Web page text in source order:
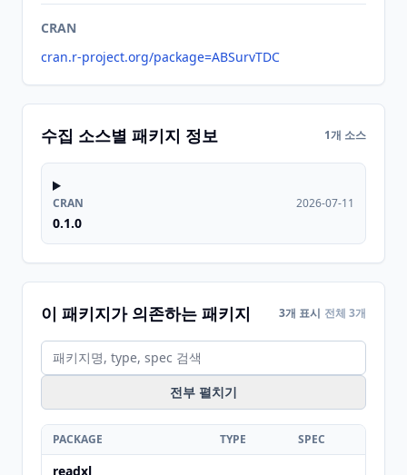
CRAN
cran.r-project.org/package=ABSurvTDC
수집 소스별 패키지 정보 1개 소스
CRAN
0.1.0
2026-07-11
이 패키지가 의존하는 패키지 3개 표시 전체 3개
전부 펼치기
PACKAGE TYPE SPEC
readxl